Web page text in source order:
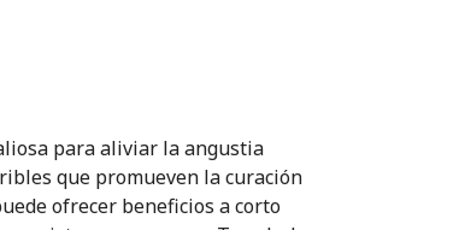
para aliviar la angustia
que promueven la curación
ofrecer beneficios a corto